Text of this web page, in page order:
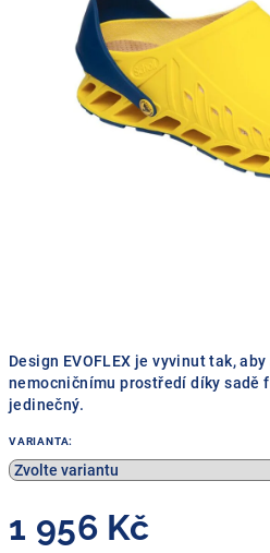
Design EVOFLEX je vyvinut tak,
nemocničnímu prostředí díky sadě
jedinečný.
VARIANTA:
1 956 Kč